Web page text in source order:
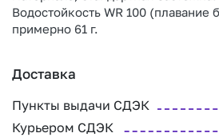
Водостойкость WR 100 (плавание
примерно 61 г.
Доставка
Пункты выдачи СДЭК
Курьером СДЭК